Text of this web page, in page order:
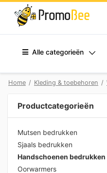
Alle categorieën
Home / Kleding & toebehoren /
Productcategorieën
Mutsen bedrukken
Sjaals bedrukken
Handschoenen bedrukken
Oorwarmers